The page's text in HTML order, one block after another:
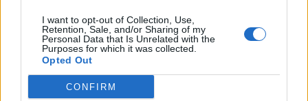
I want to opt-out of Collection, Use,
Retention, Sale, and/or Sharing of my
Personal Data that Is Unrelated with the
Purposes for which it was collected.
Opted Out
CONFIRM
Нова ера в архитектурата на Китай:
без свръхвисоки сгради и плагиатсво в
дизайна
08.06.2020 / 08:34